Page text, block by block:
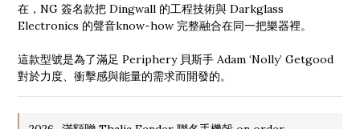
在，NG 簽名款把 Dingwall 的工程技術與 Darkglass
Electronics 的聲音know-how 完整融合在同一把樂器裡。
這款型號是為了滿足 Periphery 貝斯手 Adam ‘Nolly’ Getgood
對於力度、衝擊感與能量的需求而開發的。